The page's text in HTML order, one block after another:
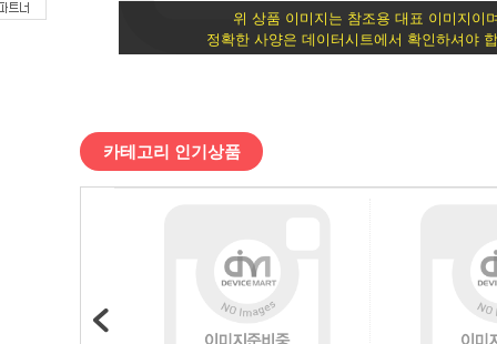
>
위 상품 이미지는 참조용 대표 이미지이
정확한 사양은 데이터시트에서 확인하셔야
카테고리 인기상품